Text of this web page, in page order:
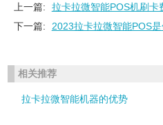
上一篇:
拉卡拉微智能POS机刷卡
下一篇:
2023拉卡拉微智能POS是
相关推荐
拉卡拉微智能机器的优势